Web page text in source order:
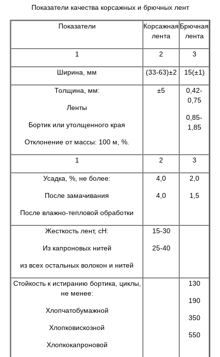
Показатели качества корсажных и брючных лент
Показатели
Корсажная
лента
Брючная
лента
1 2 3
Ширина, мм (33-63)±2 15(±1)
Толщина, мм:
Ленты
Бортик или утолщенного края
Отклонение от массы: 100 м, %.
±5
0,42-
0,75
0,85-
1,85
1 2 3
Усадка, %, не более:
После замачивания
После влажно-тепловой обработки
4,0
4,0
2,0
1,5
Жесткость лент, сН:
Из капроновых нитей
из всех остальных волокон и нитей
15-30
25-40
Стойкость к истиранию бортика, циклы,
не менее:
Хлопчатобумажной
Хлопковискозной
Хлопкокапроновой
130
190
350
550